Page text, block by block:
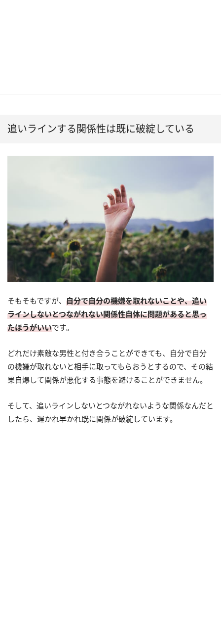
追いラインする関係性は既に破綻している
そもそもですが、 自分で自分の機嫌を取れないことや、追い
ラインしないとつながれない関係性自体に問題があると思っ
たほうがいいです。
どれだけ素敵な男性と付き合うことができても、自分で自分
の機嫌が取れないと相手に取ってもらおうとするので、その結
果自爆して関係が悪化する事態を避けることができません。
そして、追いラインしないとつながれないような関係なんだと
したら、遅かれ早かれ既に関係が破綻しています。